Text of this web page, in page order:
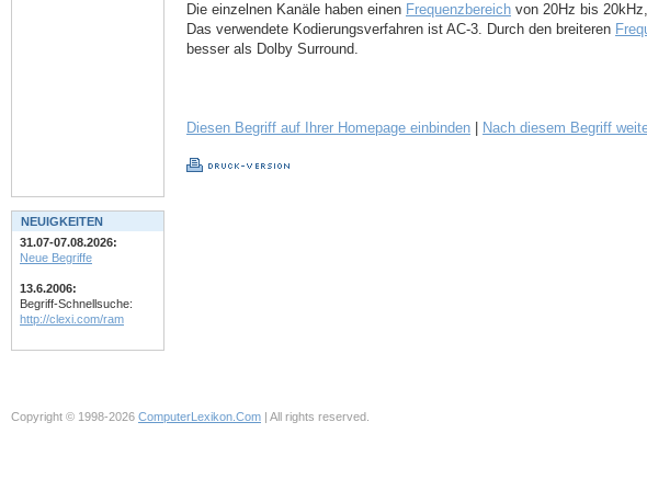
Die einzelnen Kanäle haben einen Frequenzbereich von 20Hz bis
Das verwendete Kodierungsverfahren ist AC-3. Durch den breiteren
besser als Dolby Surround.
Diesen Begriff auf Ihrer Homepage einbinden Nach diesem Begriff
NEUIGKEITEN
31.07-07.08.2026:
Neue Begriffe
13.6.2006:
Begriff-Schnellsuche:
http://clexi.com/ram
Copyright © 1998-2026 ComputerLexikon.Com | All rights reserved.